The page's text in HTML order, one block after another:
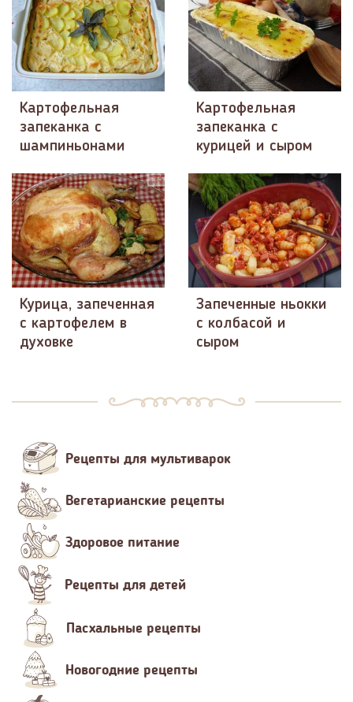
Картофельная
запеканка с
шампиньонами
Картофельная
запеканка с
курицей и сыром
Курица, запеченная
с картофелем в
духовке
Запеченные ньокки
с колбасой и
сыром
Рецепты для мультиварок
Вегетарианские рецепты
Здоровое питание
Рецепты для детей
Пасхальные рецепты
Новогодние рецепты